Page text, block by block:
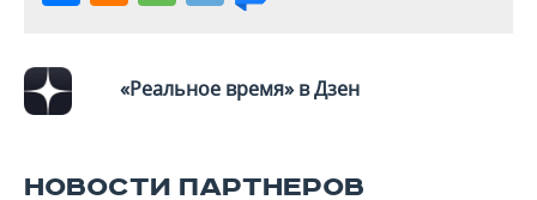
«Реальное время» в Дзен
НОВОСТИ ПАРТНЕРОВ